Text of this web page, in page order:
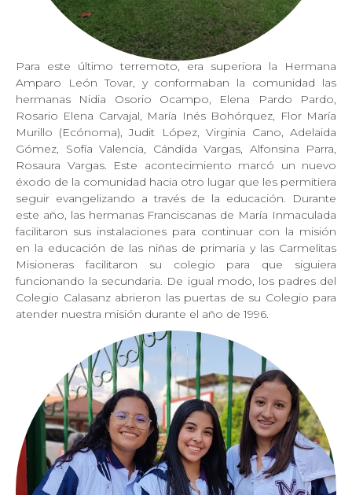
Para este último terremoto, era superiora la Hermana
Amparo León Tovar, y conformaban la comunidad las
hermanas Nidia Osorio Ocampo, Elena Pardo Pardo,
Rosario Elena Carvajal, María Inés Bohórquez, Flor María
Murillo (Ecónoma), Judit López, Virginia Cano, Adelaida
Gómez, Sofía Valencia, Cándida Vargas, Alfonsina Parra,
Rosaura Vargas. Este acontecimiento marcó un nuevo
éxodo de la comunidad hacia otro lugar que les permitiera
seguir evangelizando a través de la educación. Durante
este año, las hermanas Franciscanas de María Inmaculada
facilitaron sus instalaciones para continuar con la misión
en la educación de las niñas de primaria y las Carmelitas
Misioneras facilitaron su colegio para que siguiera
funcionando la secundaria. De igual modo, los padres del
Colegio Calasanz abrieron las puertas de su Colegio para
atender nuestra misión durante el año de 1996.